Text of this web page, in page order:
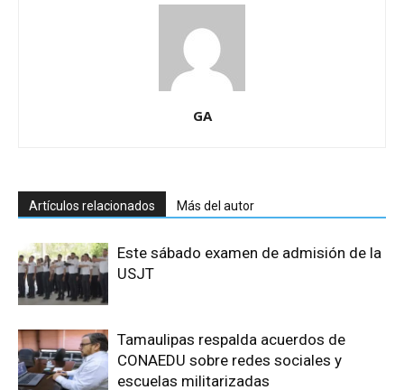
GA
Artículos relacionados Más del autor
Este sábado examen de admisión de la
USJT
Tamaulipas respalda acuerdos de
CONAEDU sobre redes sociales y
escuelas militarizadas